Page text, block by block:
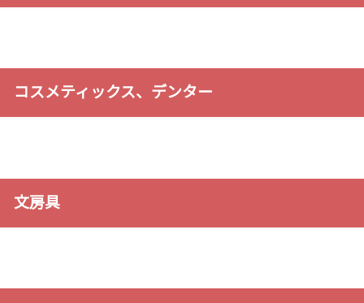
コスメティックス、デンター
文房具